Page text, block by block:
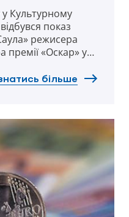
Культурному
показ
режисера
«Оскар» у
більше